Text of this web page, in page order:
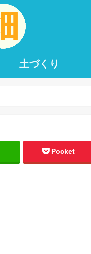
土づくり
Pocket